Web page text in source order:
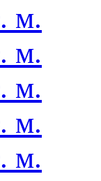
м.
м.
м.
м.
м.